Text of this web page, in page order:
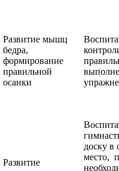
Развитие мышц
бедра,
формирование
правильной
осанки
Развитие
доску в
место,